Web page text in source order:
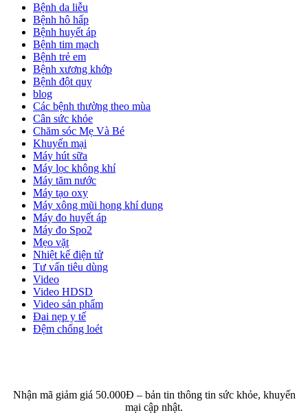
Bệnh da liễu
Bệnh hô hấp
Bệnh huyết áp
Bệnh tim mạch
Bệnh trẻ em
Bệnh xương khớp
Bệnh đột quỵ
blog
Các bệnh thường theo mùa
Cân sức khỏe
Chăm sóc Mẹ Và Bé
Khuyến mại
Máy hút sữa
Máy lọc không khí
Máy tăm nước
Máy tạo oxy
Máy xông mũi họng khí dung
Máy đo huyết áp
Máy đo Spo2
Mẹo vặt
Nhiệt kế điện tử
Tư vấn tiêu dùng
Video
Video HDSD
Video sản phẩm
Đai nẹp y tế
Đệm chống loét
Nhận mã giảm giá 50.000Đ – bản tin thông tin sức khỏe, khuyến
mại cập nhật.